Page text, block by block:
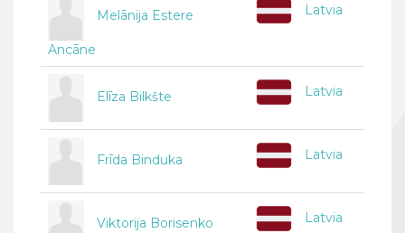
Melānija Estere
Ancāne
Latvia
Elīza Bilkšte Latvia
Frīda Binduka Latvia
Viktorija Borisenko Latvia